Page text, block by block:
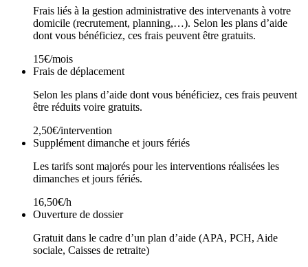
Frais liés à la gestion administrative des intervenants à votre
domicile (recrutement, planning,…). Selon les plans d’aide
dont vous bénéficiez, ces frais peuvent être gratuits.
15€/mois
Frais de déplacement
Selon les plans d’aide dont vous bénéficiez, ces frais peuvent
être réduits voire gratuits.
2,50€/intervention
Supplément dimanche et jours fériés
Les tarifs sont majorés pour les interventions réalisées les
dimanches et jours fériés.
16,50€/h
Ouverture de dossier
Gratuit dans le cadre d’un plan d’aide (APA, PCH, Aide
sociale, Caisses de retraite)